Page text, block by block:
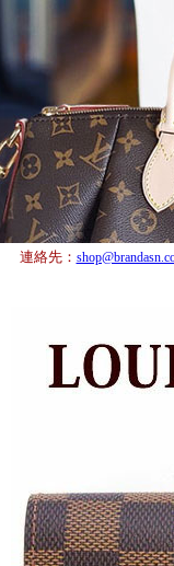
連絡先：